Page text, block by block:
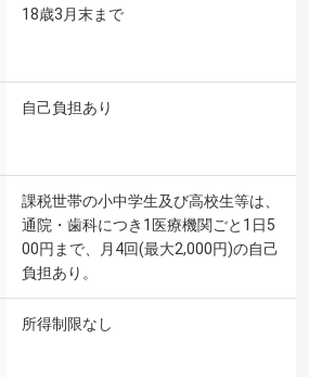
18歳3月末まで
自己負担あり
課税世帯の小中学生及び高校生等は、
通院・歯科につき1医療機関ごと1日5
00円まで、月4回(最大2,000円)の自己
負担あり。
所得制限なし